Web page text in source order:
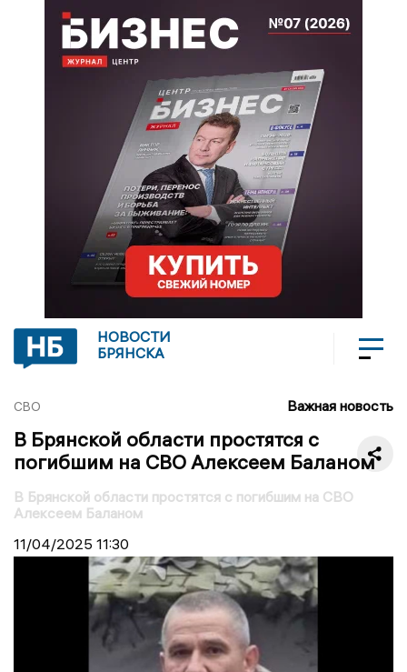
НОВОСТИ
БРЯНСКА
СВО Важная новость
В Брянской области простятся с
погибшим на СВО Алексеем Баланом
В Брянской области простятся с погибшим на СВО
Алексеем Баланом
11/04/2025 11:30